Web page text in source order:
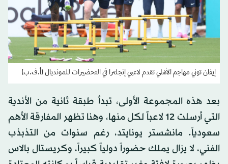
إيفان توني مهاجم الأهلي تقدم لاعبي إنجلترا في التحضيرات للمونديال (أ.ف.ب)
بعد هذه المجموعة الأولى، تبدأ طبقة ثانية من الأندية
التي أرسلت 12 لاعباً لكل منها، وهنا تظهر المفارقة الأهم
سعودياً. مانشستر يونايتد، رغم سنوات من التذبذب
الفني، لا يزال يملك حضوراً دولياً كبيراً، وكريستال بالاس